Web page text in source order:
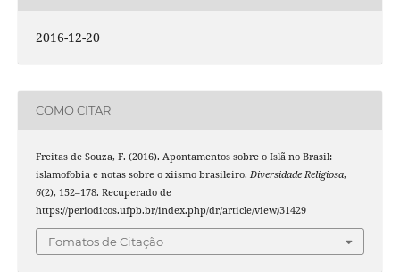
2016-12-20
COMO CITAR
Freitas de Souza, F. (2016). Apontamentos sobre o Islã no Brasil:
islamofobia e notas sobre o xiismo brasileiro. Diversidade Religiosa,
6(2), 152–178. Recuperado de
https://periodicos.ufpb.br/index.php/dr/article/view/31429
Fomatos de Citação